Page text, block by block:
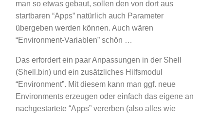
man so etwas gebaut, sollen den von dort aus
startbaren “Apps” natürlich auch Parameter
übergeben werden können. Auch wären
“Environment-Variablen” schön …
Das erfordert ein paar Anpassungen in der Shell
(Shell.bin) und ein zusätzliches Hilfsmodul
“Environment”. Mit diesem kann man ggf. neue
Environments erzeugen oder einfach das eigene an
nachgestartete “Apps” vererben (also alles wie